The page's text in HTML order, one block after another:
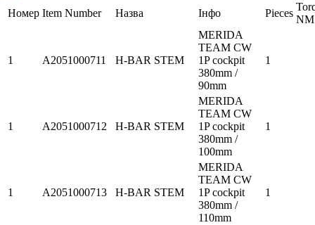
Номер Item Number Назва Інфо Pieces
NM
1 A2051000711 H-BAR STEM
MERIDA
TEAM CW
1P cockpit
380mm /
90mm
1
1 A2051000712 H-BAR STEM
MERIDA
TEAM CW
1P cockpit
380mm /
100mm
1
1 A2051000713 H-BAR STEM
MERIDA
TEAM CW
1P cockpit
380mm /
110mm
1